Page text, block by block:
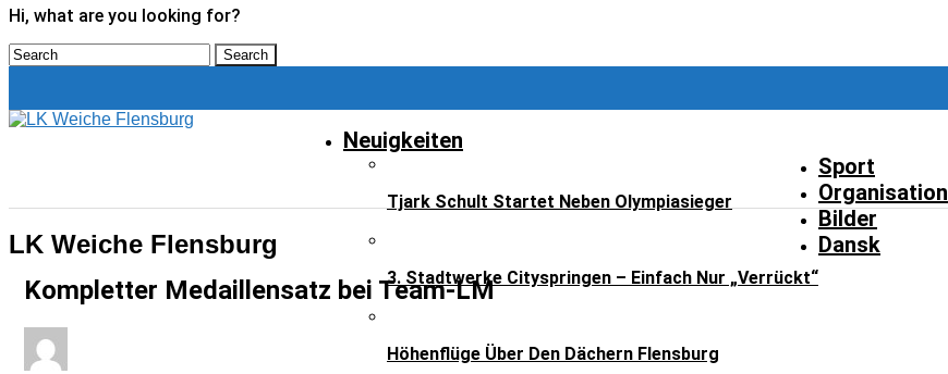
Hi, what are you looking for?
LK Weiche Flensburg
Neuigkeiten
Tjark Schult Startet Neben Olympiasieger
3. Stadtwerke Cityspringen – Einfach Nur „verrückt“
Höhenflüge Über Den Dächern Flensburg
Sport
Organisation
Bilder
Dansk
Neuigkeiten
Kompletter Medaillensatz bei Team-LM